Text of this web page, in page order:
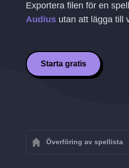
Exportera filen för en
Audius utan att lägga till
Starta gratis
Överföring av spellista